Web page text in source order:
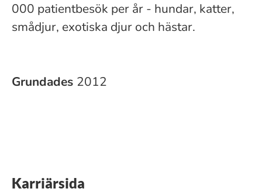
000 patientbesök per år - hundar, katter,
smådjur, exotiska djur och hästar.
Grundades 2012
Karriärsida